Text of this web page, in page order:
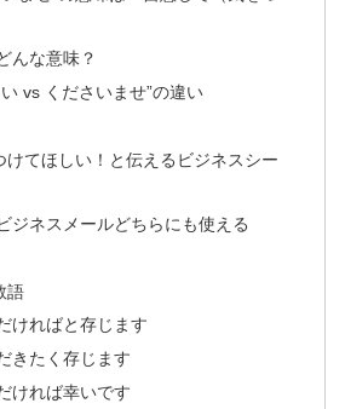
んな意味？
vs くださいませ”の違い
けてほしい！と伝えるビジネスシー
ジネスメールどちらにも使える
語
ければと存じます
きたく存じます
ければ幸いです